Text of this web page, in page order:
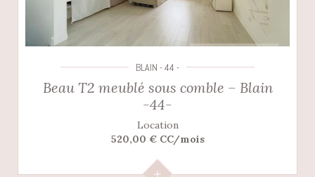
BLAIN - 44 -
Beau T2 meublé sous comble – Blain
-44-
Location
520,00 € CC/mois